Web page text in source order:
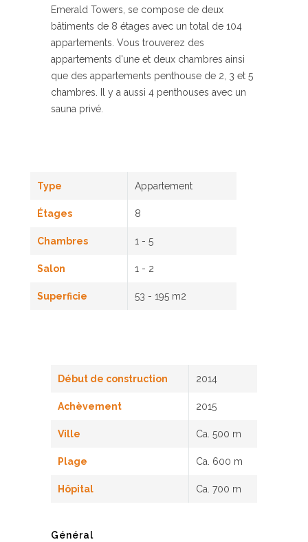
Emerald Towers, se compose de deux
bâtiments de 8 étages avec un total de 104
appartements. Vous trouverez des
appartements d'une et deux chambres ainsi
que des appartements penthouse de 2, 3 et 5
chambres. Il y a aussi 4 penthouses avec un
sauna privé.
Type Appartement
Étages 8
Chambres 1 - 5
Salon 1 - 2
Superficie 53 - 195 m2
Début de construction 2014
Achèvement 2015
Ville Ca. 500 m
Plage Ca. 600 m
Hôpital Ca. 700 m
Général